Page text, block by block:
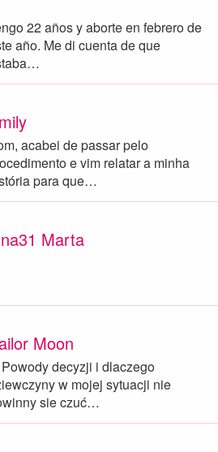
22 años y aborte en febrero de
año. Me di cuenta de que
acabei de passar pelo
e vim relatar a minha
para que…
Marta
Moon
decyzji i dlaczego
w mojej sytuacji nie
sie czuć…